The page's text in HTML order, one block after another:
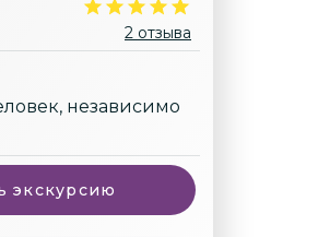
2 отзыва
независимо
экскурсию